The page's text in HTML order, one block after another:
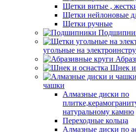
Щетки витые ,
Щетки нейлоновые
Щетки ручные
угольные на
Шнек и
чашки
Алмазные диски по
натуральному камню
Переходные кольца
Алмазные диски по